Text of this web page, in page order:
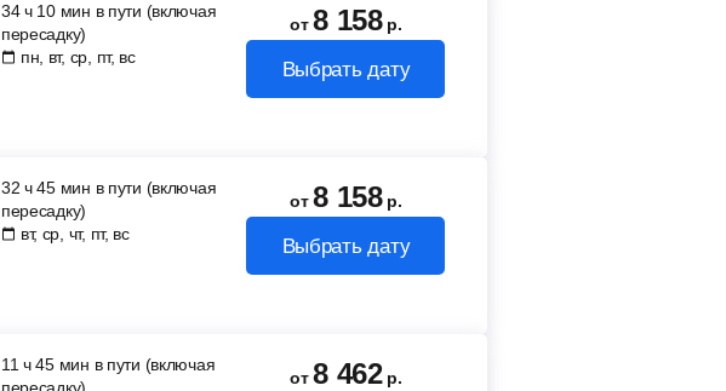
34 ч 10 мин в пути (включая
пересадку)
пн, вт, ср, пт, вс
от8 158 р.
Выбрать дату
32 ч 45 мин в пути (включая
пересадку)
вт, ср, чт, пт, вс
от8 158 р.
Выбрать дату
11 ч 45 мин в пути (включая
от8 462 р.